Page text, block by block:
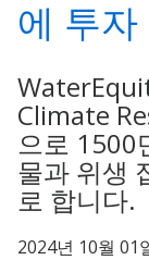
에 투자
Climate
으로 1500
물과 위생
로 합니다.
2024년 10월 01